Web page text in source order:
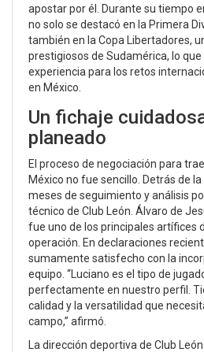
apostar por él. Durante su tiempo
no solo se destacó en la Primera
también en la Copa Libertadores,
prestigiosos de Sudamérica, lo que
experiencia para los retos
en México.
Un fichaje
planeado
El proceso de negociación para
México no fue sencillo. Detrás de
meses de seguimiento y análisis
técnico de Club León. Álvaro de
fue uno de los principales artífices
operación. En declaraciones
sumamente satisfecho con la
equipo. “Luciano es el tipo de
perfectamente en nuestro perfil.
calidad y la versatilidad que
campo,” afirmó.
La dirección deportiva de Club